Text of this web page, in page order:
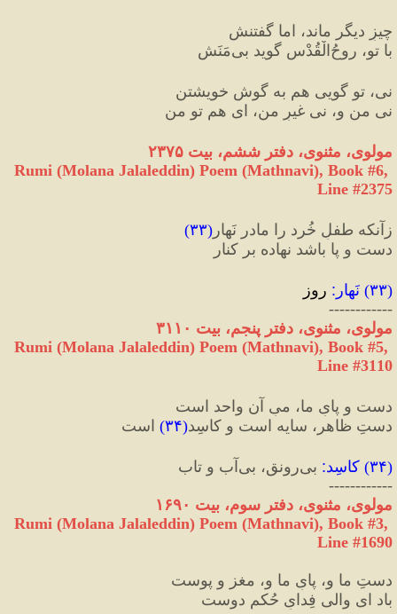
چیزِ دیگر ماند، اما گفتنش
با تو، روحُ‌الْقُدْس گوید بی‌مَنَش
نی، تو گویی هم به گوشِ خویشتن
نی من و، نی غیرِ من، ای هم تو من
مولوی، مثنوی، دفتر ششم، بیت ۲۳۷۵
Rumi (Molana Jalaleddin) Poem (Mathnavi), Book #6,
Line #2375
زآنکه طفلِ خُرد را مادر نَهار (۳۳)
دست و پا باشد نهاده بر کنار
(۳۳) نَهار : روز
------------
مولوی، مثنوی، دفتر پنجم، بیت ۳۱۱۰
Rumi (Molana Jalaleddin) Poem (Mathnavi), Book #5,
Line #3110
دست و پایِ ما، میِ آن واحد است
دستِ ظاهر، سایه است و کاسِد(۳۴) است
(۳۴) کاسِد: بی‌رونق، بی‌آب و تاب
------------
مولوی، مثنوی، دفتر سوم، بیت ۱۶۹۰
Rumi (Molana Jalaleddin) Poem (Mathnavi), Book #3,
Line #1690
دستِ ما و، پایِ ما و، مغز و پوست
باد ای والی فِدایِ حُکمِ دوست